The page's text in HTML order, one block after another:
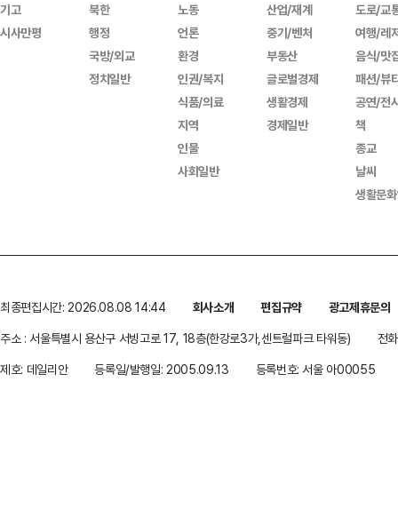
기고
시사만평
북한
행정
국방/외교
정치일반
노동
언론
환경
인권/복지
식품/의료
지역
인물
사회일반
산업/재계
중기/벤처
부동산
글로벌경제
생활경제
경제일반
도로/교
여행/레
음식/맛
패션/뷰
공연/전
책
종교
날씨
생활문
최종편집시간: 2026.08.08 14:44 회사소개 편집규약
광고제휴문의
주소 : 서울특별시 용산구 서빙고로 17, 18층(한강로3가,센트럴파크 타워동)
전
제호: 데일리안
등록일/발행일: 2005.09.13 등록번호: 서울 아00055